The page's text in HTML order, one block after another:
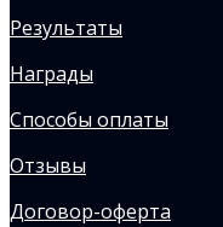
Результаты
Награды
Способы оплаты
Отзывы
Договор-оферта